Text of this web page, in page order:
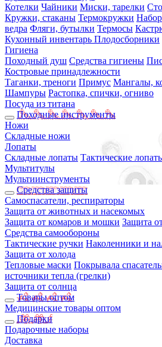
Котелки Чайники Миски, тарелки
Кружки, стаканы Термокружки
ведра Фляги, бутылки Термосы
Кухонный инвентарь Плодосборники
Гигиена
Походный душ Средства гигиены
Костровые принадлежности
Таганки, треноги Примус Мангалы,
Шампуры Растопка, спички, огниво
Посуда из титана
Походные инструменты
Ножи
Складные ножи
Лопаты
Складные лопаты Тактические
Мультитулы
Мультиинструменты
Средства защиты
Самоспасатели, респираторы
Защита от животных и насекомых
Защита от комаров и мошки Защита
Средства самообороны
Тактические ручки Наколенники и
Защита от холода
Тепловые маски Покрывала
источники тепла (грелки)
Защита от солнца
Товары оптом
Медицинские товары оптом
Подарки
Подарочные наборы
Доставка